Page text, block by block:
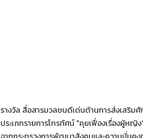
รางวัล สื่อสารมวลชนดีเด่นด้านการส่งเสริ
ประเภทรายการโทรทัศน์ "คุยเฟื่องเรื่องผู้หญิ